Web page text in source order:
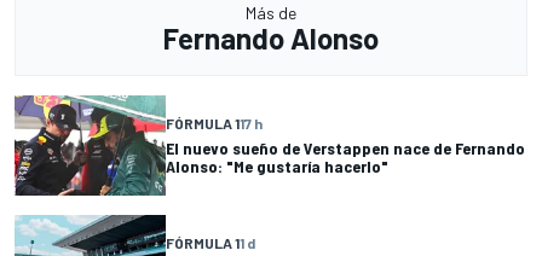
Más de
Fernando Alonso
FÓRMULA 117 h
El nuevo sueño de Verstappen nace de Fernando
Alonso: "Me gustaría hacerlo"
FÓRMULA 11 d